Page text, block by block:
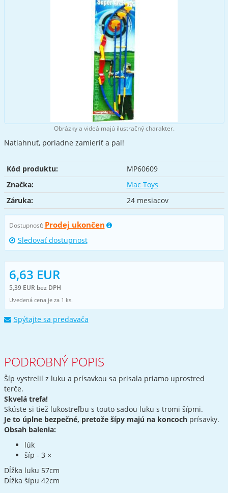
Obrázky a videá majú ilustračný charakter.
Natiahnuť, poriadne zamieriť a pal!
Kód produktu:
MP60609
Značka:
Mac Toys
Záruka:
24 mesiacov
Dostupnosť: Prodej ukončen
Sledovať dostupnost
6,63 EUR
5,39 EUR bez DPH
Uvedená cena je za 1 ks.
Spýtajte sa predavača
PODROBNÝ POPIS
Šíp vystrelil z luku a prísavkou sa prisala priamo uprostred
terče.
Skvelá trefa!
Skúste si tiež lukostreľbu s touto sadou luku s tromi šípmi.
Je to úplne bezpečné, pretože šípy majú na koncochprísavky.
Obsah balenia:
lúk
šíp - 3 ×
Dĺžka luku 57cm
Dĺžka šípu 42cm